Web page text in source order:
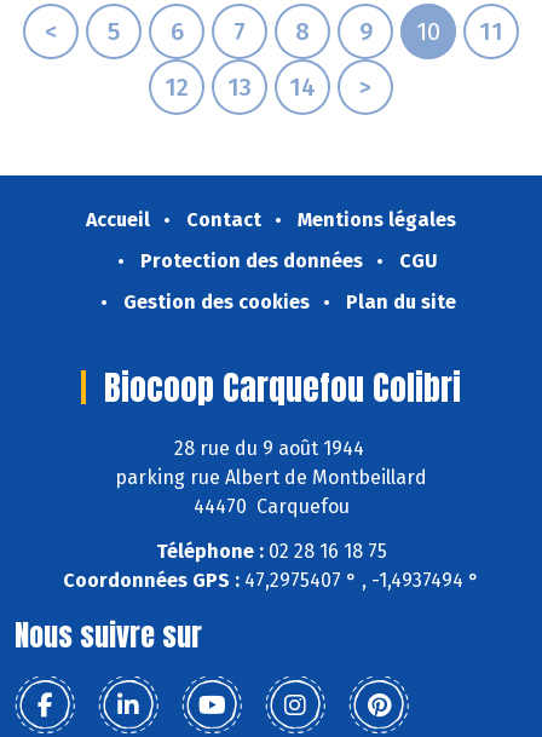
< 5 6 7 8 9 10
11
12
13 14 >
Accueil Contact
Mentions légales
Protection des données
CGU
Gestion des cookies
Plan du site
Biocoop Carquefou Colibri
28 rue du 9 août 1944
parking rue Albert de Montbeillard
44470 Carquefou
Téléphone :02 28 16 18 75
Coordonnées GPS : 47,2975407 ° , -1,4937494 °
Nous suivre sur